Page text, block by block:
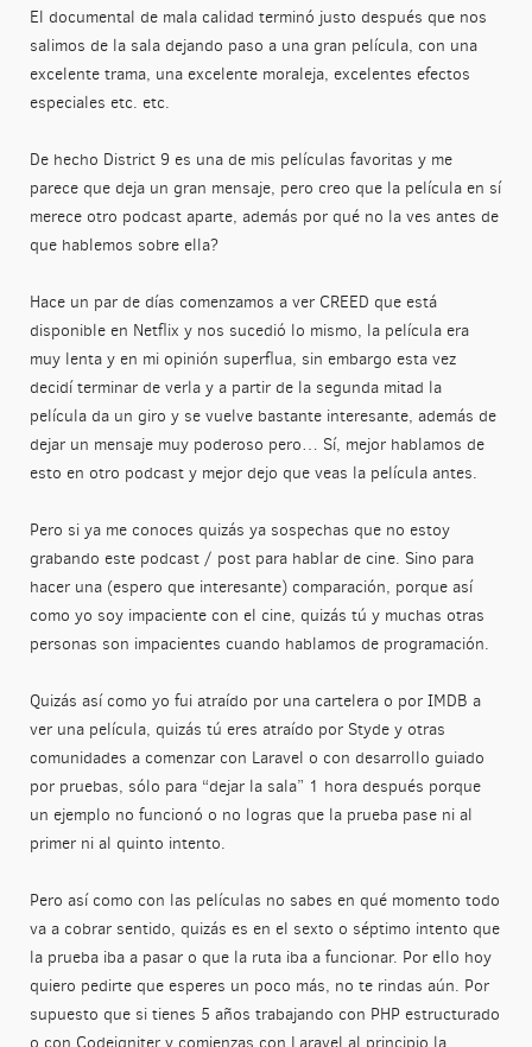
El documental de mala calidad terminó justo después que nos
salimos de la sala dejando paso a una gran película, con una
excelente trama, una excelente moraleja, excelentes efectos
especiales etc. etc.
De hecho District 9 es una de mis películas favoritas y me
parece que deja un gran mensaje, pero creo que la película en sí
merece otro podcast aparte, además por qué no la ves antes de
que hablemos sobre ella?
Hace un par de días comenzamos a ver CREED que está
disponible en Netflix y nos sucedió lo mismo, la película era
muy lenta y en mi opinión superflua, sin embargo esta vez
decidí terminar de verla y a partir de la segunda mitad la
película da un giro y se vuelve bastante interesante, además de
dejar un mensaje muy poderoso pero… Sí, mejor hablamos de
esto en otro podcast y mejor dejo que veas la película antes.
Pero si ya me conoces quizás ya sospechas que no estoy
grabando este podcast / post para hablar de cine. Sino para
hacer una (espero que interesante) comparación, porque así
como yo soy impaciente con el cine, quizás tú y muchas otras
personas son impacientes cuando hablamos de programación.
Quizás así como yo fui atraído por una cartelera o por IMDB a
ver una película, quizás tú eres atraído por Styde y otras
comunidades a comenzar con Laravel o con desarrollo guiado
por pruebas, sólo para “dejar la sala” 1 hora después porque
un ejemplo no funcionó o no logras que la prueba pase ni al
primer ni al quinto intento.
Pero así como con las películas no sabes en qué momento todo
va a cobrar sentido, quizás es en el sexto o séptimo intento que
la prueba iba a pasar o que la ruta iba a funcionar. Por ello hoy
quiero pedirte que esperes un poco más, no te rindas aún. Por
supuesto que si tienes 5 años trabajando con PHP estructurado